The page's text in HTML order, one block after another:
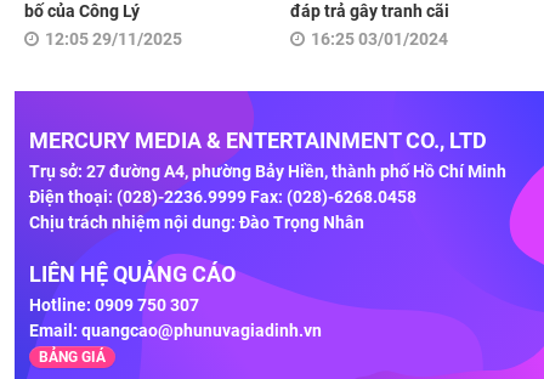
bố của Công Lý
12:05 29/11/2025
đáp trả gây tranh cãi
16:25 03/01/2024
MERCURY MEDIA & ENTERTAINMENT CO., LTD
Trụ sở: 27 đường A4, phường Bảy Hiền, thành phố Hồ Chí Minh
Điện thoại: (028)-2236.9999 Fax: (028)-6268.0458
Chịu trách nhiệm nội dung: Đào Trọng Nhân
LIÊN HỆ QUẢNG CÁO
Hotline: 0909 750 307
Email: quangcao@phunuvagiadinh.vn
BẢNG GIÁ